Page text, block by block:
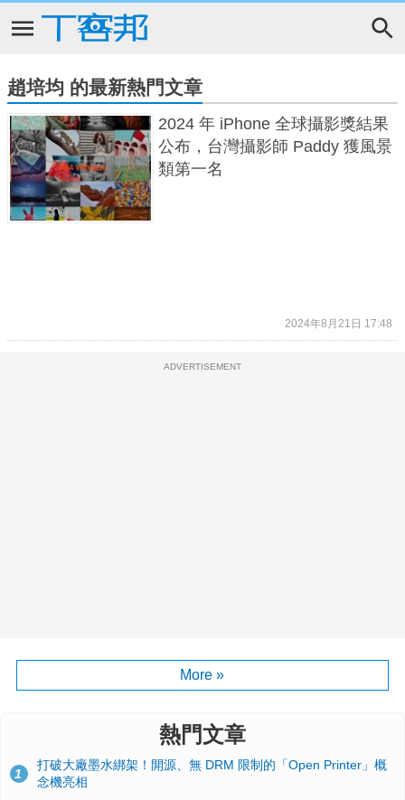
趙培均 的最新熱門文章
2024 年 iPhone 全球攝影獎結果
公布，台灣攝影師 Paddy 獲風景
類第一名
2024年8月21日 17:48
ADVERTISEMENT
More »
熱門文章
1
打破大廠墨水綁架！開源、無 DRM 限制的「Open Printer」概
念機亮相